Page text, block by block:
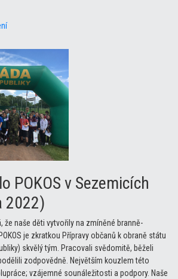
POKOS v Sezemicích
2022)
že naše děti vytvořily na zmíněné branně-
je zkratkou Přípravy občanů k obraně státu
skvělý tým. Pracovali svědomitě, běželi
zodpovědně. Největším kouzlem této
vzájemné sounáležitosti a podpory. Naše